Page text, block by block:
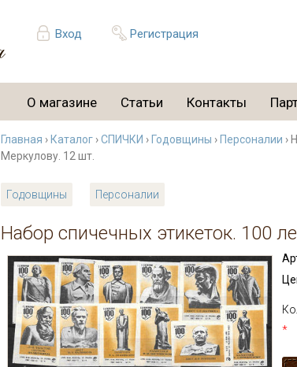
Вход Регистрация
О магазине Статьи Контакты
Главная › Каталог ›СПИЧКИ › Годовщины › Персоналии ›
Меркулову. 12 шт.
Годовщины Персоналии
Набор спичечных этикеток. 100
*